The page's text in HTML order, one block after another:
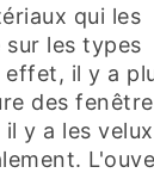
qui les
les types
il y a
des
y a les